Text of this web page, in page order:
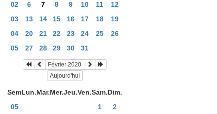
02
6 7 8 9 10 11
12
03
13 14 15 16 17 18
19
04
20 21 22 23 24 25
26
05
27 28 29 30 31
Février 2020
Aujourd'hui
SemLun.Mar.Mer.Jeu.Ven.Sam.Dim.
05
1
2